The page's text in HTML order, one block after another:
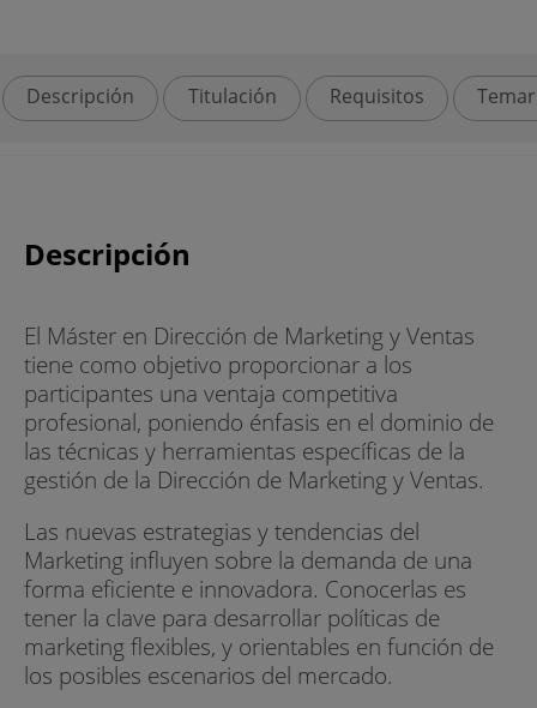
Descripción Titulación Requisitos
Descripción
El Máster en Dirección de Marketing y Ventas
tiene como objetivo proporcionar a los
participantes una ventaja competitiva
profesional, poniendo énfasis en el dominio de
las técnicas y herramientas específicas de la
gestión de la Dirección de Marketing y Ventas.
Las nuevas estrategias y tendencias del
Marketing influyen sobre la demanda de una
forma eficiente e innovadora. Conocerlas es
tener la clave para desarrollar políticas de
marketing flexibles, y orientables en función de
los posibles escenarios del mercado.